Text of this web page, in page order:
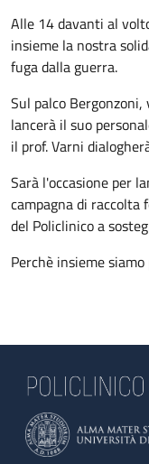
Alle 14 davanti al
insieme la nostra
fuga dalla guerra.
Sul palco
lancerà il suo
il prof. Varni
Sarà l'occasione per
campagna di raccolta
del Policlinico a
Perchè insieme